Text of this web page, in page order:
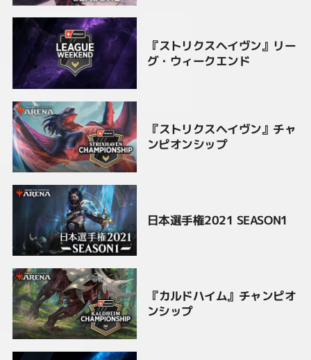
『ストリクスヘイヴン』リー
グ・ウィークエンド
『ストリクスヘイヴン』チャ
ンピオンシップ
日本選手権2021 SEASON1
『カルドハイム』チャンピオ
ンシップ